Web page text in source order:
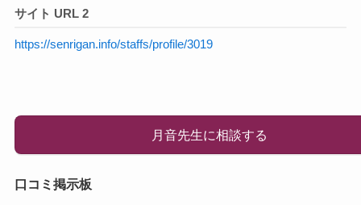
サイト URL 2
https://senrigan.info/staffs/profile/3019
月音先生に相談する
口コミ掲示板